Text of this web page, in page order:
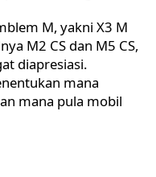
M, yakni X3 M
M2 CS dan M5 CS,
diapresiasi.
mana
mana pula mobil